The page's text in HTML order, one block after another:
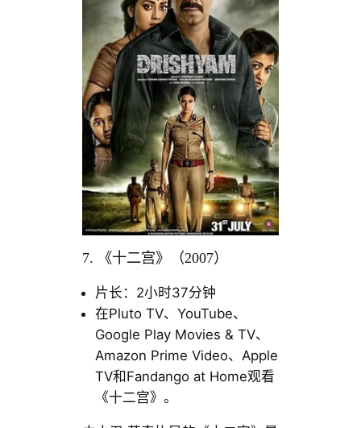
7. 《十二宫》（2007）
片长：2小时37分钟
在Pluto TV、YouTube、
Google Play Movies & TV、
Amazon Prime Video、Apple
TV和Fandango at Home观看
《十二宫》。